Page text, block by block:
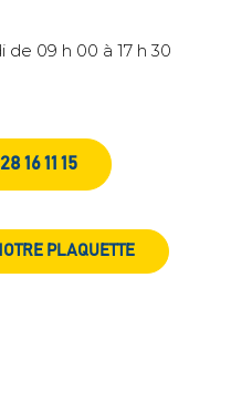
de 09 h 00 à 17 h 30
16 11 15
PLAQUETTE